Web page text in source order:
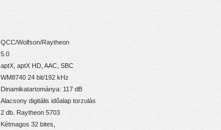
QCC/Wolfson/Raytheon
5.0
aptX, aptX HD, AAC, SBC
WM8740 24 bit/192 kHz
Dinamikatartománya: 117 dB
Alacsony digitális időalap torzulás
2 db. Raytheon 5703
Kétmagos 32 bites,